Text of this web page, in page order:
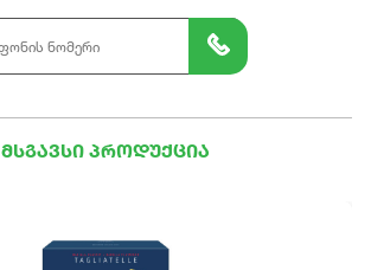
მსგავსი პროდუქცია